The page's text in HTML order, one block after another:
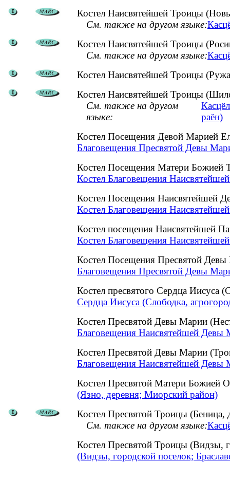
Костел Наисвятейшей Троицы
См. также на другом языке:
Костел Наисвятейшей Троицы
См. также на другом языке:
Костел Наисвятейшей Троицы
Костел Наисвятейшей Троицы
См. также на другом
языке:
раён)
Костел Посещения Девой Марией
Благовещения Пресвятой Девы
Костел Посещения Матери Божией
Костел Благовещения
Костел Посещения Наисвятейшей
Костел Благовещения
Костел посещения Наисвятейшей
Костел Благовещения
Костел Посещения Пресвятой
Благовещения Пресвятой Девы
Костел пресвятого Сердца Иисуса
Сердца Иисуса (Слободка,
Костел Пресвятой Девы Марии
Благовещения Наисвятейшей Девы
Костел Пресвятой Девы Марии
Благовещения Наисвятейшей Девы
Костел Пресвятой Матери
(Язно, деревня; Миорский район)
Костел Пресвятой Троицы (Беница,
См. также на другом языке:
Костел Пресвятой Троицы (Видзы,
(Видзы, городской поселок;